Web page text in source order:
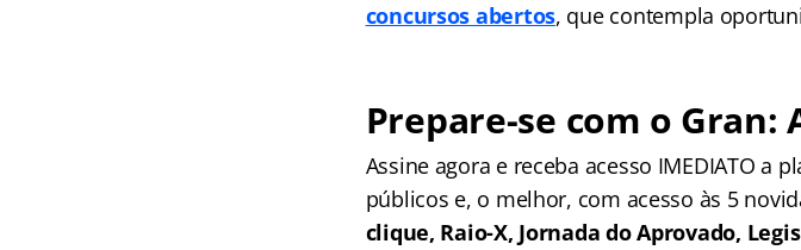
concursos abertos, que contempla
Prepare-se com o
Assine agora e receba acesso IMEDIATO a
públicos e, o melhor, com acesso às 5
clique, Raio-X, Jornada do Aprovado,